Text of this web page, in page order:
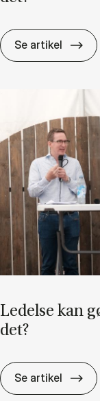
Se artikel
Le­del­se kan
det?
Se artikel